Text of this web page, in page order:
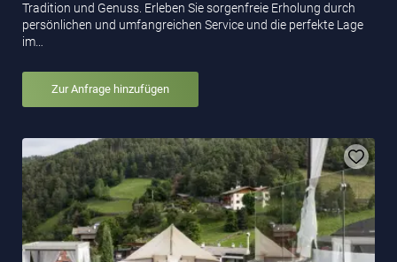
Tradition und Genuss. Erleben Sie sorgenfreie Erholung durch
persönlichen und umfangreichen Service und die perfekte Lage
im…
Zur Anfrage hinzufügen